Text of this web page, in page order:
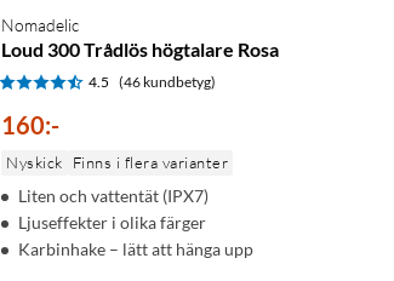
Nomadelic
Loud 300 Trådlös högtalare Rosa
4.5 (46 kundbetyg)
160:-
Nyskick Finns i flera varianter
Liten och vattentät (IPX7)
Ljuseffekter i olika färger
Karbinhake – lätt att hänga upp